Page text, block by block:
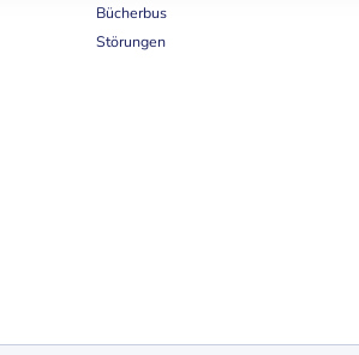
Bücherbus
Störungen